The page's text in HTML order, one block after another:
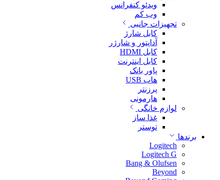
ویدئو کنفرانس
وب کم
تجهیزات جانبی
کابل شارژ
آداپتور و شارژر
کابل HDMI
کابل اینترنت
پاور بانک
هاب USB
پرزنتر
هارمونی
لوازم خانگی
غذا ساز
توستر
برندها
Logitech
Logitech G
Bang & Olufsen
Beyond